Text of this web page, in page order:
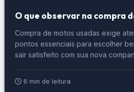
O que observar na compra
Compra de motos usadas exige
pontos essenciais para escolher
sair satisfeito com sua nova
6 min de leitura